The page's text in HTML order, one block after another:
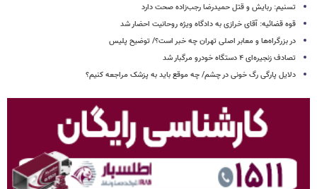
تسنیم: ربایش و قتل حمیدرضا رجب‌زاده صحت دارد
قوه قضائیه: آقای خرازی به دادگاه ویژه روحانیت احضار شد
در بزرگراه‌ها و معابر اصلی تهران چه خبر است؟/ توضیح پلیس
تصادف زنجیره‌ای ۴ دستگاه خودرو مرگبار شد
دلایل پارگی رگ خونی در چشم/ چه موقع باید به پزشک مراجعه کنیم؟